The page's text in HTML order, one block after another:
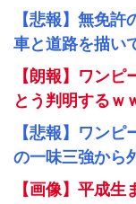
【悲報】無免
車と道路を描い
【朗報】ワン
とう判明するｗ
【悲報】ワン
の一味三強から
【画像】平成